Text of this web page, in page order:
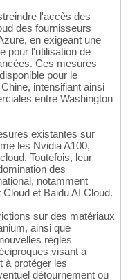
l'accès des
des fournisseurs
en exigeant une
pour l'utilisation de
Ces mesures
pour le
intensifiant ainsi
entre Washington
existantes sur
les Nvidia A100,
Toutefois, leur
des
notamment
et Baidu AI Cloud.
sur des matériaux
ainsi que
règles
visant à
à protéger les
détournement ou